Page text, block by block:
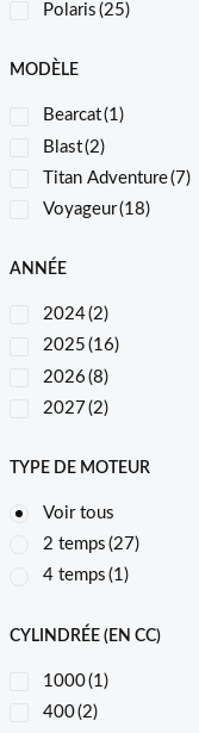
Polaris (25)
MODÈLE
Bearcat(1)
Blast(2)
Titan Adventure(7)
Voyageur(18)
ANNÉE
2024(2)
2025 (16)
2026 (8)
2027 (2)
TYPE DE MOTEUR
Voir tous
2 temps (27)
4 temps (1)
CYLINDRÉE (EN CC)
1000(1)
400(2)